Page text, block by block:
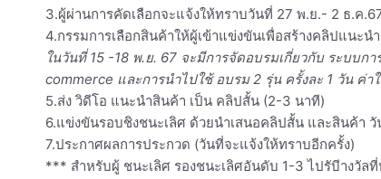
3.ผู้ผ่านการคัดเลือกจะแจ้งให้ทราบวันที่ 27 พ.ย.- 2 ธ.ค
4.กรรมการเลือกสินค้าให้ผู้เข้าแข่งขันเพื่อสร้างคลิปแนะ
ในวันที่ 15 -18 พ.ย. 67 จะมีการจัดอบรมเกี่ยวกับ ระบบ
commerce และการนำไปใช้ อบรม 2 รุ่น ครั้งละ 1 วัน ค่า
5.ส่ง วิดีโอ แนะนำสินค้า เป็น คลิปสั้น (2-3 นาที)
6.แข่งขันรอบชิงชนะเลิศ ด้วยนำเสนอคลิปสั้น และสินค้า
7.ประกาศผลการประกวด (วันที่จะแจ้งให้ทราบอีกครั้ง)
*** สำหรับผู้ ชนะเลิศ รองชนะเลิศอันดับ 1-3 ไปรับีางวั